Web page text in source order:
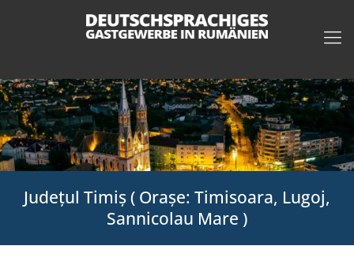
Județul Timiș ( Orașe: Timisoara, Lugoj,
Sannicolau Mare )